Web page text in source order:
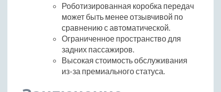
Роботизированная коробка передач
может быть менее отзывчивой по
сравнению с автоматической.
Ограниченное пространство для
задних пассажиров.
Высокая стоимость обслуживания
из-за премиального статуса.